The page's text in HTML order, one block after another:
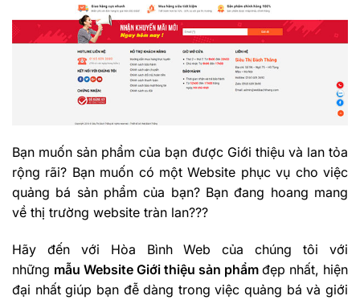
Bạn muốn sản phẩm của bạn được Giới thiệu và lan tỏa
rộng rãi? Bạn muốn có một Website phục vụ cho việc
quảng bá sản phẩm của bạn? Bạn đang hoang mang
về thị trường website tràn lan???
Hãy đến với Hòa Bình Web của chúng tôi với
những mẫu Website Giới thiệu sản phẩm đẹp nhất, hiện
đại nhất giúp bạn đễ dàng trong việc quảng bá và giới